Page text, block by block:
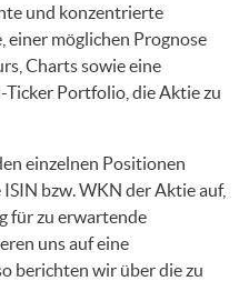
und konzentrierte
möglichen Prognose
Charts sowie eine
Portfolio, die Aktie zu
einzelnen Positionen
bzw. WKN der Aktie auf,
für zu erwartende
uns auf eine
berichten wir über die zu